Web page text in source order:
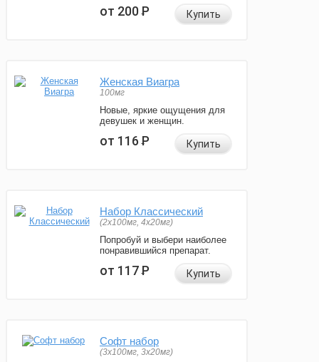
от 200Р Купить
Женская Виагра
100мг
Новые, яркие ощущения для
девушек и женщин.
от 116Р Купить
Набор Классический
(2x100мг, 4x20мг)
Попробуй и выбери наиболее
понравившийся препарат.
от 117Р Купить
Софт набор
(3x100мг, 3x20мг)